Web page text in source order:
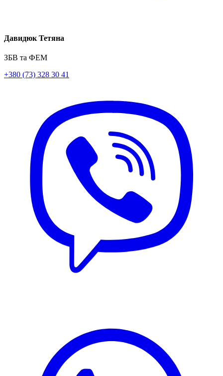
Давидюк Тетяна
ЗБВ та ФЕМ
+380 (73) 328 30 41